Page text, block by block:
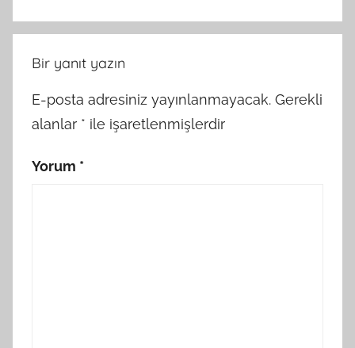
Bir yanıt yazın
E-posta adresiniz yayınlanmayacak. Gerekli
alanlar * ile işaretlenmişlerdir
Yorum *